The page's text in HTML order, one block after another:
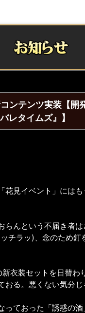
ンテンツ実装【開
レタイムズ』】
花見イベント」には
らんという不届き者
チラッ)、念のため釘
衣装セットを日替わ
おる。悪くない気分じ
っておった「誘惑の